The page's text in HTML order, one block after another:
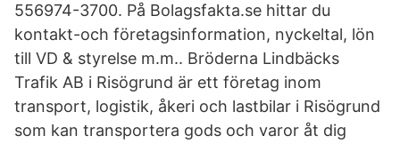
556974-3700. På Bolagsfakta.se hittar du
kontakt-och företagsinformation, nyckeltal, lön
till VD & styrelse m.m.. Bröderna Lindbäcks
Trafik AB i Risögrund är ett företag inom
transport, logistik, åkeri och lastbilar i Risögrund
som kan transportera gods och varor åt dig